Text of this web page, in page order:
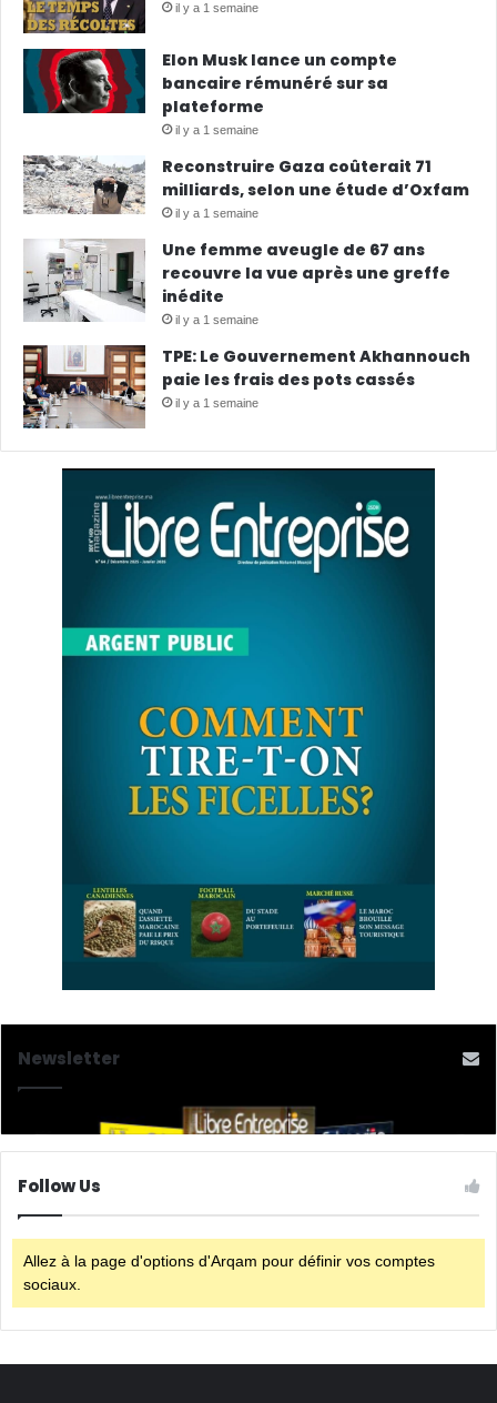
il y a 1 semaine
Elon Musk lance un compte
bancaire rémunéré sur sa
plateforme
il y a 1 semaine
Reconstruire Gaza coûterait 71
milliards, selon une étude d’Oxfam
il y a 1 semaine
Une femme aveugle de 67 ans
recouvre la vue après une greffe
inédite
il y a 1 semaine
TPE: Le Gouvernement Akhannouch
paie les frais des pots cassés
il y a 1 semaine
Newsletter
Follow Us
Allez à la page d'options d'Arqam pour définir vos comptes
sociaux.